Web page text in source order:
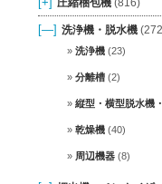
[—] 洗浄機・脱水機
洗浄機 (23)
分離槽 (2)
縦型・横型脱水機
乾燥機 (40)
周辺機器 (8)